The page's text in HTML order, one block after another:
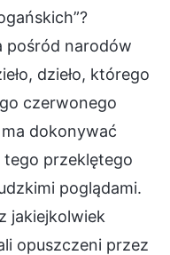
pośród narodów
dzieło, którego
czerwonego
dokonywać
tego przeklętego
poglądami.
jakiejkolwiek
opuszczeni przez